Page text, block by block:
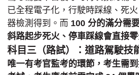
已全程電子化，行駛時踩線、死
器檢測得到。而 100 分的滿分需
斜路起步死火、停車踩線會直接
科目三（路試）：道路駕駛技
唯一有考官監考的環節，考生需